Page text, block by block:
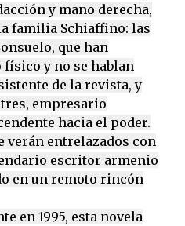
y mano derecha,
familia Schiaffino: las
que han
y no se hablan
de la revista, y
empresario
hacia el poder.
verán entrelazados con
escritor armenio
en un remoto rincón
en 1995, esta novela